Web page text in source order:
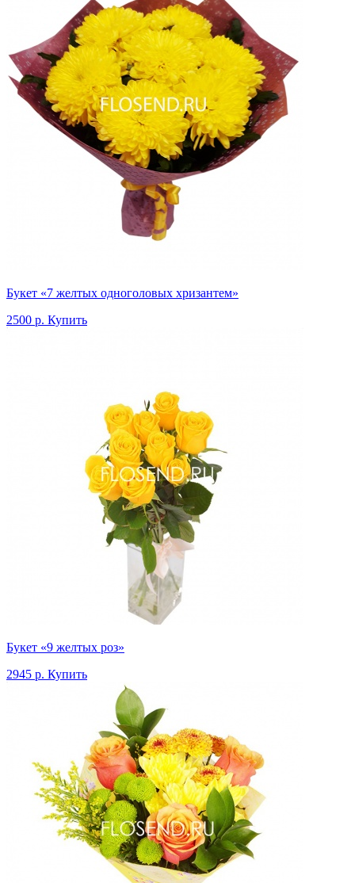
Букет «7 желтых одноголовых хризантем»
2500 р. Купить
Букет «9 желтых роз»
2945 р. Купить